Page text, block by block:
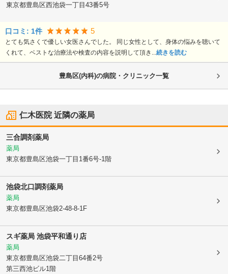
東京都豊島区西池袋一丁目43番5号
口コミ: 1件 5
とても気さくで優しい女医さんでした。 同じ女性として、身体の悩みを聴いて
くれて、ベストな治療法や検査の内容を説明して頂き... 続きを読む
豊島区(内科)の病院・クリニック一覧
仁木医院近隣の薬局
三合調剤薬局
薬局
東京都豊島区池袋一丁目1番6号-1階
池袋北口調剤薬局
薬局
東京都豊島区池袋2-48-8-1F
スギ薬局 池袋平和通り店
薬局
東京都豊島区池袋二丁目64番2号
第三西池ビル1階